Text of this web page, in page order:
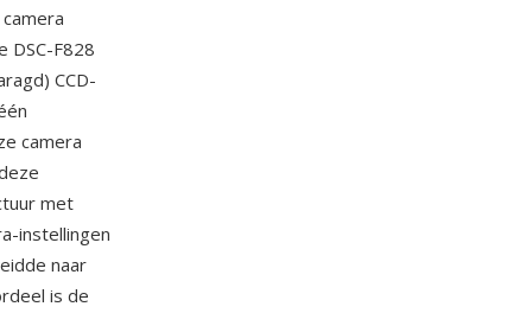
DSC-F828
CCD-
camera
met
instellingen
naar
is de